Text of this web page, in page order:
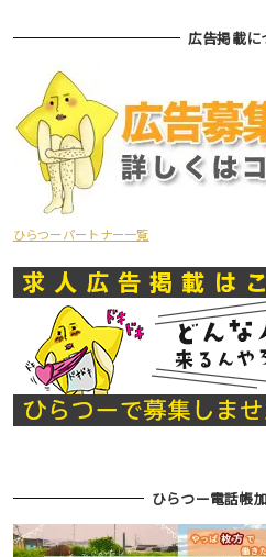
広告掲載に
ひらつーパートナー一覧
ひらつー電話帳